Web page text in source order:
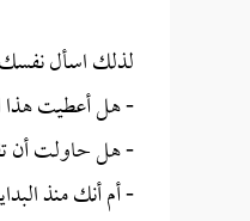
لذلك اسأل
- هل أعطيت هذا
- هل حاولت أن
- أم أنك منذ